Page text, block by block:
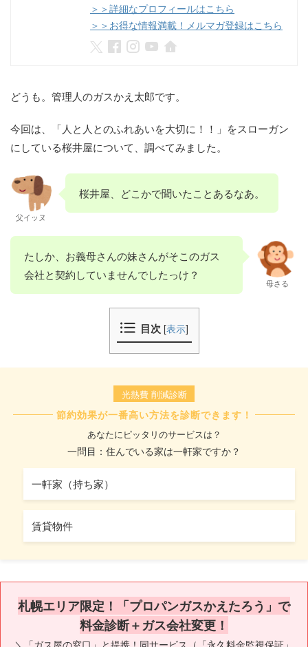
＞＞詳細なプロフィールはこちら
＞＞お得な情報満載！メルマガ登録はこちら
どうも。管理人のガスかえ太郎です。
今回は、「人と人とのふれあいを大切に！！」をスローガン
にしている桜井屋について、調べてみました。
父イッヌ
桜井屋、どこかで聞いたことあるなあ。
たしか、お義母さんの妹さんがそこのガス
会社と契約していませんでしたっけ？
母さる
目次 [表示]
光熱費 削減診断
節約効果が一番高い方法を診断できます！
あなたにピッタリのサービスは？
一問目：住んでいる家は一軒家ですか？
一軒家（持ち家）
賃貸物件
札幌エリア限定！「プロパンガスかえたろう」で
料金診断＋ガス会社変更！